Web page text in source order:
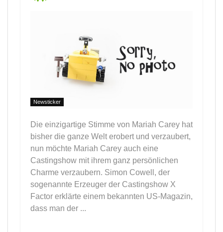
Newsticker
Die einzigartige Stimme von Mariah Carey hat
bisher die ganze Welt erobert und verzaubert,
nun möchte Mariah Carey auch eine
Castingshow mit ihrem ganz persönlichen
Charme verzaubern. Simon Cowell, der
sogenannte Erzeuger der Castingshow X
Factor erklärte einem bekannten US-Magazin,
dass man der ...